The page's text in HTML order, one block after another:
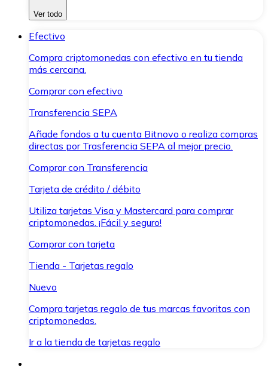
Ver todo
Efectivo
Compra criptomonedas con efectivo en tu tienda
más cercana.
Comprar con efectivo
Transferencia SEPA
Añade fondos a tu cuenta Bitnovo o realiza compras
directas por Trasferencia SEPA al mejor precio.
Comprar con Transferencia
Tarjeta de crédito / débito
Utiliza tarjetas Visa y Mastercard para comprar
criptomonedas. ¡Fácil y seguro!
Comprar con tarjeta
Tienda - Tarjetas regalo
Nuevo
Compra tarjetas regalo de tus marcas favoritas con
criptomonedas.
Ir a la tienda de tarjetas regalo